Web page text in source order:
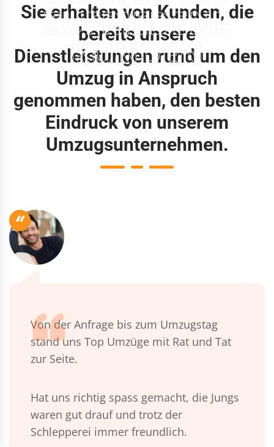
ZUFRIEDENE
KUNDEN
Sie erhalten von Kunden, die
bereits unsere
Dienstleistungen rund um den
Umzug in Anspruch
genommen haben, den besten
Eindruck von unserem
Umzugsunternehmen.
“
Von der Anfrage bis zum Umzugstag
stand uns Top Umzüge mit Rat und Tat
zur Seite.
Hat uns richtig spass gemacht, die Jungs
waren gut drauf und trotz der
Schlepperei immer freundlich.